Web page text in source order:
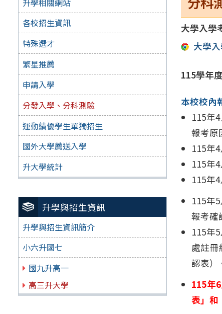
各校招生資訊
特殊選才
繁星推薦
申請入學
分發入學、分科測驗
運動績優學生單獨招生
國外大學薦送入學
升大學統計
升學與招生資訊
升學與招生資訊簡介
小六升國七
國九升高一
高三升大學
大學入學
大學
115學年
本校校內
115年
報考原
115年
115年
115年
115年
報考確
115年
處註冊
認表）
115年
表」和